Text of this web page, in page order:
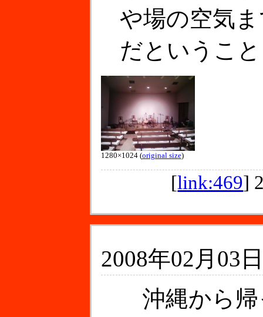
や場の空気
だというこ
1280×1024 (original size)
[link:469]
2008年02月03
沖縄から帰